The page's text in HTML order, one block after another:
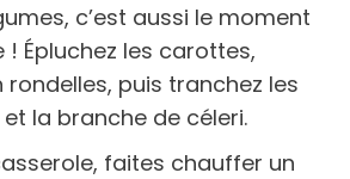
c’est aussi le moment
Épluchez les carottes,
puis tranchez les
la branche de céleri.
faites chauffer un